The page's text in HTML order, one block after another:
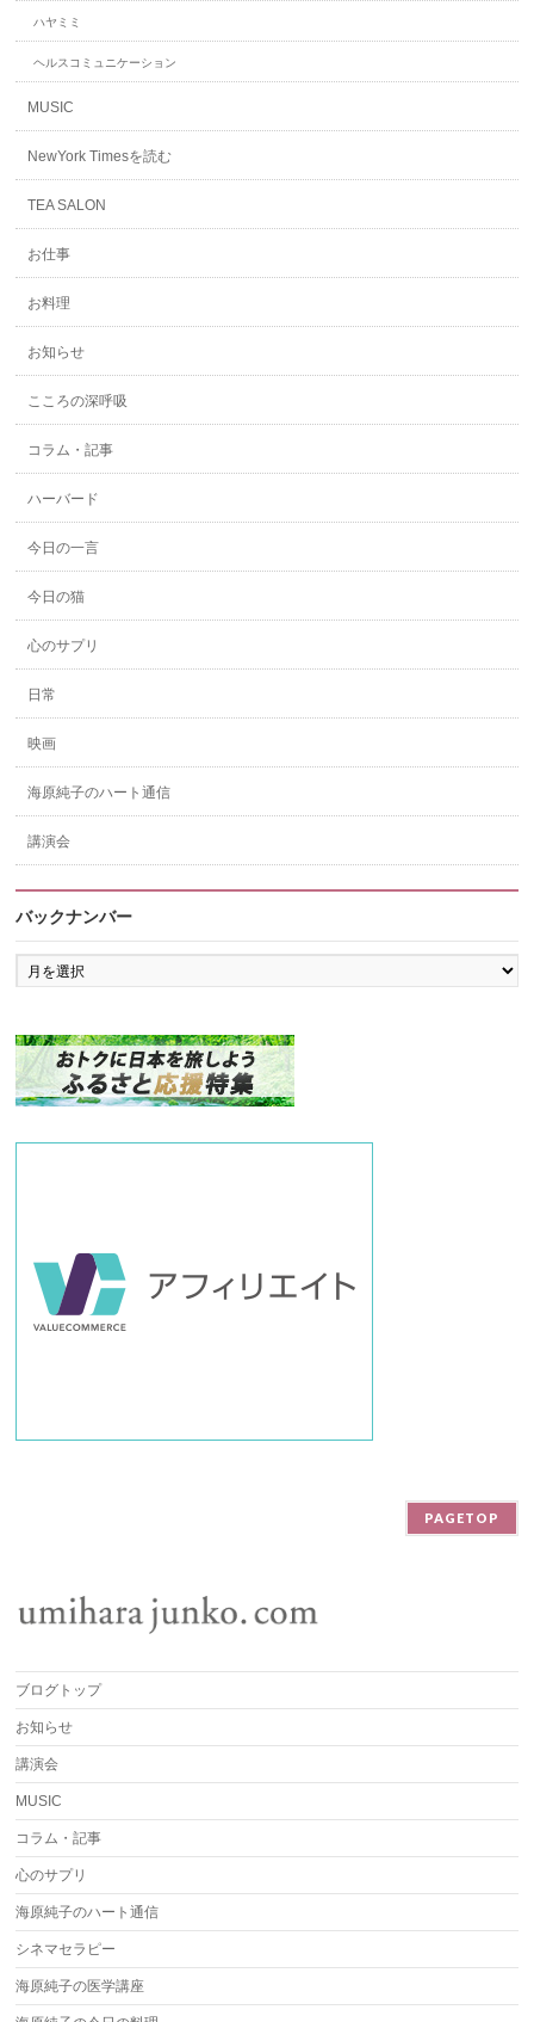
ハヤミミ
ヘルスコミュニケーション
MUSIC
NewYork Timesを読む
TEA SALON
お仕事
お料理
お知らせ
こころの深呼吸
コラム・記事
ハーバード
今日の一言
今日の猫
心のサプリ
日常
映画
海原純子のハート通信
講演会
バックナンバー
バ
ッ
ン
バ
ー
PAGETOP
ブログトップ
お知らせ
講演会
MUSIC
コラム・記事
心のサプリ
海原純子のハート通信
シネマセラピー
海原純子の医学講座